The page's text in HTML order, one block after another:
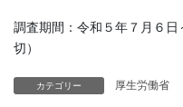
調査期間：令和５年７月６
切）
カテゴリー 厚生労働省